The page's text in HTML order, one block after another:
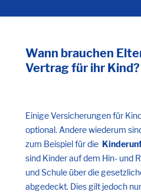
Wann brauchen
Vertrag für ihr Kind?
Einige Versicherungen für
optional. Andere wiederum
zum Beispiel für die
sind Kinder auf dem Hin- und
und Schule über die
abgedeckt. Dies gilt jedoch